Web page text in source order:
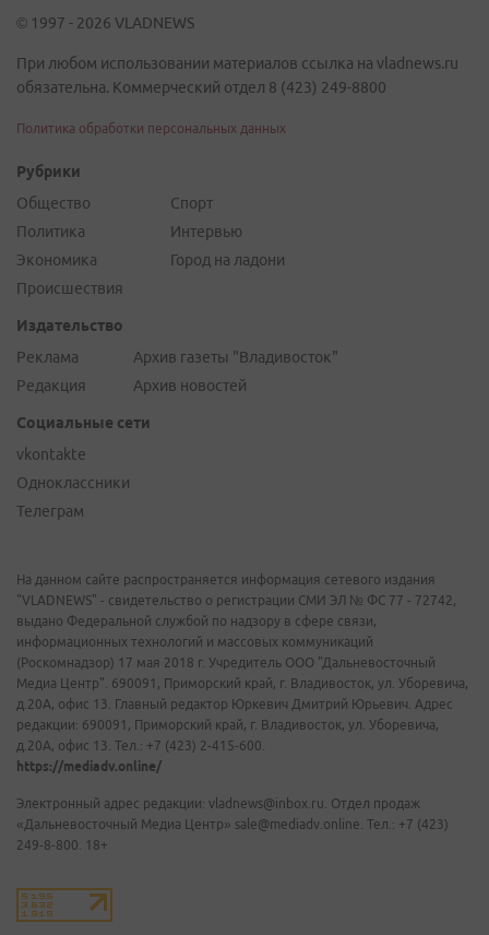
© 1997 - 2026 VLADNEWS
При любом использовании материалов ссылка на vladnews.ru
обязательна. Коммерческий отдел 8 (423) 249-8800
Политика обработки персональных данных
Рубрики
Общество
Политика
Экономика
Происшествия
Спорт
Интервью
Город на ладони
Издательство
Реклама
Редакция
Архив газеты "Владивосток"
Архив новостей
Социальные сети
vkontakte
Одноклассники
Телеграм
На данном сайте распространяется информация сетевого издания
"VLADNEWS" - свидетельство о регистрации СМИ ЭЛ № ФС 77 - 72742,
выдано Федеральной службой по надзору в сфере связи,
информационных технологий и массовых коммуникаций
(Роскомнадзор) 17 мая 2018 г. Учредитель ООО "Дальневосточный
Медиа Центр". 690091, Приморский край, г. Владивосток, ул. Уборевича,
д.20А, офис 13. Главный редактор Юркевич Дмитрий Юрьевич. Адрес
редакции: 690091, Приморский край, г. Владивосток, ул. Уборевича,
д.20А, офис 13. Тел.: +7 (423) 2-415-600.
https://mediadv.online/
Электронный адрес редакции: vladnews@inbox.ru. Отдел продаж
«Дальневосточный Медиа Центр» sale@mediadv.online. Тел.: +7 (423)
249-8-800. 18+